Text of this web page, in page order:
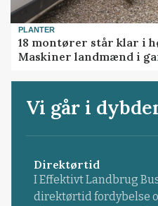
PLANTER
18 montører står klar i
Maskiner landmænd i
Vi går i
Direktørtid
I Effektivt Landbrug
direktørtid fordybelse